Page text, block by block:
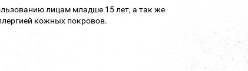
лицам младше 15 лет, а так же
кожных покровов.